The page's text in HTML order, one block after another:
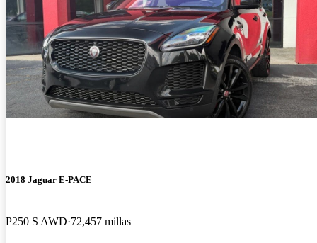
2018 Jaguar E-PACE
P250 S AWD 72,457 millas